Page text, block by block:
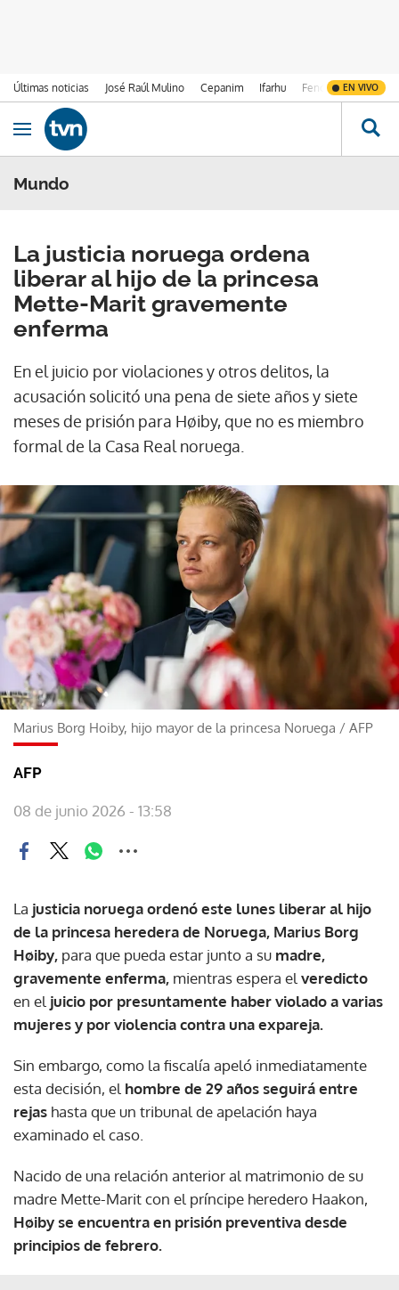
Últimas noticias José Raúl Mulino Cepanim Ifarhu Fenómeno de El
EN VIVO
Ir al contenido
Obrir navegació
Mundo
La justicia noruega ordena
liberar al hijo de la princesa
Mette-Marit gravemente
enferma
En el juicio por violaciones y otros delitos, la
acusación solicitó una pena de siete años y siete
meses de prisión para Høiby, que no es miembro
formal de la Casa Real noruega.
Marius Borg Hoiby, hijo mayor de la princesa Noruega / AFP
AFP
08 de junio 2026 - 13:58
La justicia noruega ordenó este lunes liberar al hijo
de la princesa heredera de Noruega, Marius Borg
Høiby, para que pueda estar junto a su madre,
gravemente enferma, mientras espera el veredicto
en el juicio por presuntamente haber violado a varias
mujeres y por violencia contra una expareja.
Sin embargo, como la fiscalía apeló inmediatamente
esta decisión, el hombre de 29 años seguirá entre
rejas hasta que un tribunal de apelación haya
examinado el caso.
Nacido de una relación anterior al matrimonio de su
madre Mette-Marit con el príncipe heredero Haakon,
Høiby se encuentra en prisión preventiva desde
principios de febrero.